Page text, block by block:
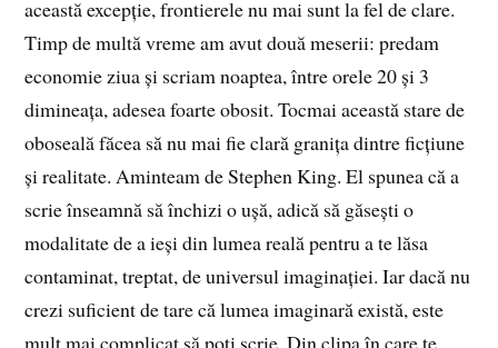
această excepție, frontierele nu mai sunt la fel de clare.
Timp de multă vreme am avut două meserii: predam
economie ziua și scriam noaptea, între orele 20 și 3
dimineața, adesea foarte obosit. Tocmai această stare de
oboseală făcea să nu mai fie clară granița dintre ficțiune
și realitate. Aminteam de Stephen King. El spunea că a
scrie înseamnă să închizi o ușă, adică să găsești o
modalitate de a ieși din lumea reală pentru a te lăsa
contaminat, treptat, de universul imaginației. Iar dacă nu
crezi suficient de tare că lumea imaginară există, este
mult mai complicat să poți scrie. Din clipa în care te